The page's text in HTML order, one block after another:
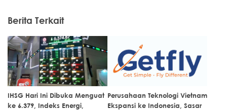
Berita Terkait
IHSG Hari Ini Dibuka Menguat
ke 6.379, Indeks Energi,
Perusahaan Teknologi Vietnam
Ekspansi ke Indonesia, Sasar